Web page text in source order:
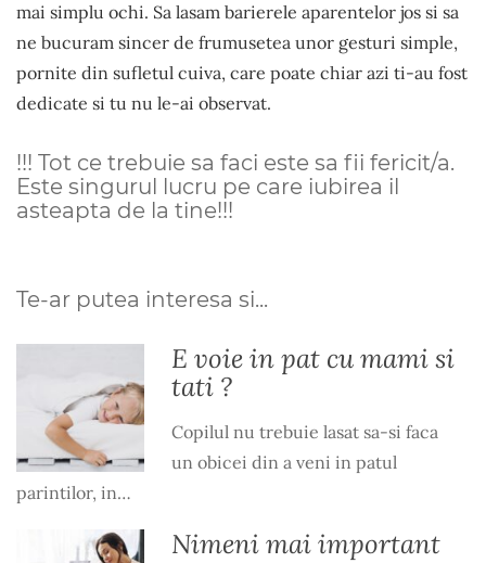
mai simplu ochi. Sa lasam barierele aparentelor jos si sa
ne bucuram sincer de frumusetea unor gesturi simple,
pornite din sufletul cuiva, care poate chiar azi ti-au fost
dedicate si tu nu le-ai observat.
!!! Tot ce trebuie sa faci este sa fii fericit/a.
Este singurul lucru pe care iubirea il
asteapta de la tine!!!
Te-ar putea interesa si...
E voie in pat cu mami si
tati ?
Copilul nu trebuie lasat sa-si faca
un obicei din a veni in patul
parintilor, in…
Nimeni mai important